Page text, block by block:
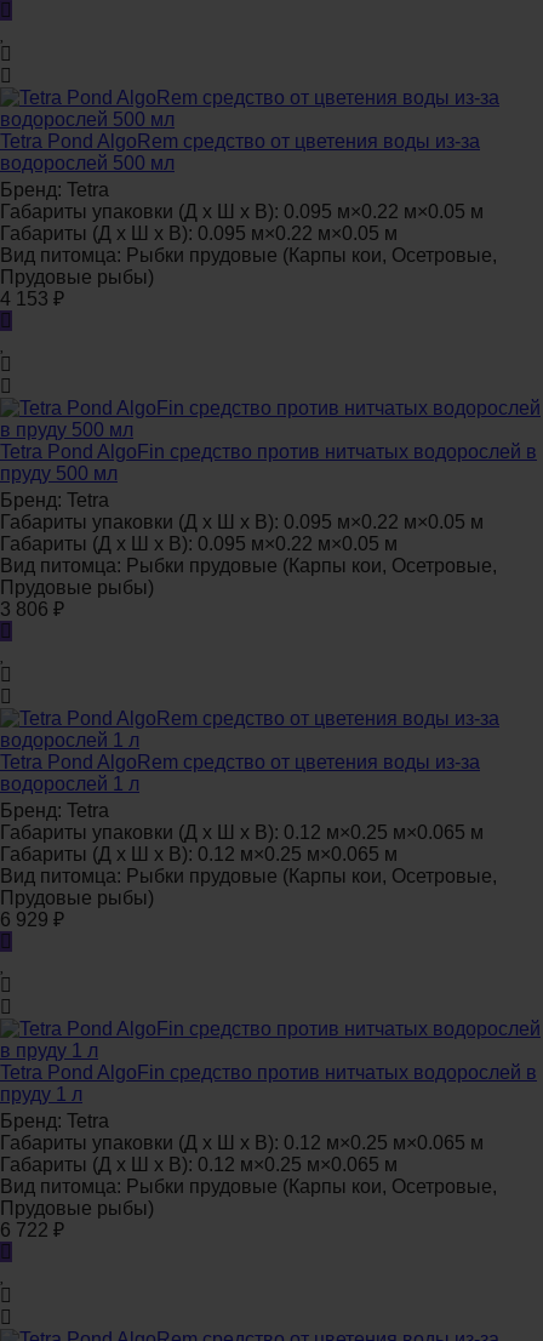
Tetra Pond AlgoRem средство от цветения воды из-за
водорослей 500 мл
Бренд: Tetra
Габариты упаковки (Д х Ш х В): 0.095 м×0.22 м×0.05 м
Габариты (Д х Ш х В): 0.095 м×0.22 м×0.05 м
Вид питомца: Рыбки прудовые (Карпы кои, Осетровые,
Прудовые рыбы)
4 153 ₽
Tetra Pond AlgoFin средство против нитчатых водорослей в
пруду 500 мл
Бренд: Tetra
Габариты упаковки (Д х Ш х В): 0.095 м×0.22 м×0.05 м
Габариты (Д х Ш х В): 0.095 м×0.22 м×0.05 м
Вид питомца: Рыбки прудовые (Карпы кои, Осетровые,
Прудовые рыбы)
3 806 ₽
Tetra Pond AlgoRem средство от цветения воды из-за
водорослей 1 л
Бренд: Tetra
Габариты упаковки (Д х Ш х В): 0.12 м×0.25 м×0.065 м
Габариты (Д х Ш х В): 0.12 м×0.25 м×0.065 м
Вид питомца: Рыбки прудовые (Карпы кои, Осетровые,
Прудовые рыбы)
6 929 ₽
Tetra Pond AlgoFin средство против нитчатых водорослей в
пруду 1 л
Бренд: Tetra
Габариты упаковки (Д х Ш х В): 0.12 м×0.25 м×0.065 м
Габариты (Д х Ш х В): 0.12 м×0.25 м×0.065 м
Вид питомца: Рыбки прудовые (Карпы кои, Осетровые,
Прудовые рыбы)
6 722 ₽